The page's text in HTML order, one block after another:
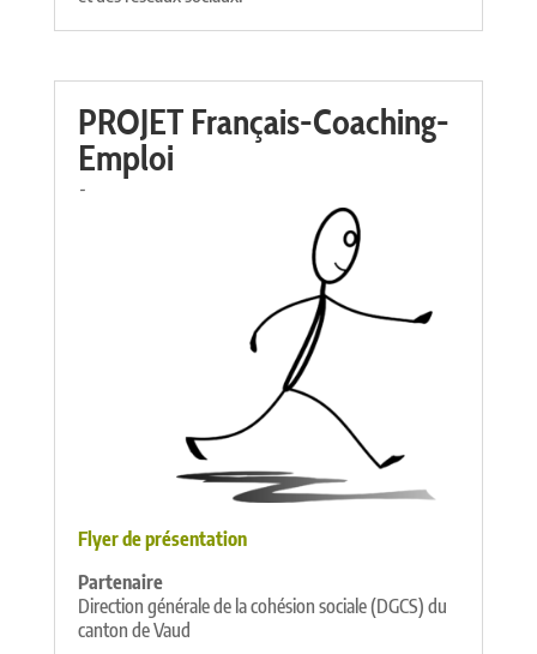
PROJET Français-Coaching-
Emploi
-
Flyer de présentation
Partenaire
Direction générale de la cohésion sociale (DGCS) du
canton de Vaud